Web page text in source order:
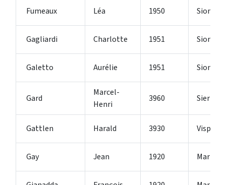
Fumeaux Léa 1950 Sion 2
Gagliardi Charlotte 1951 Sion
Galetto Aurélie 1951 Sion
Gard
Marcel-
Henri
3960 Sierre
Gattlen Harald 3930 Visp
Gay Jean 1920